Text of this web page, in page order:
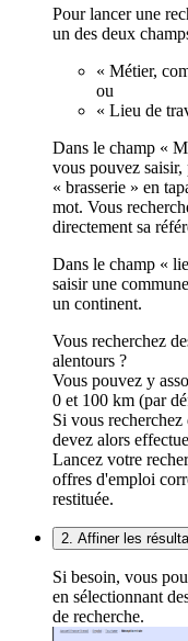
Pour lancer une
un des deux
« Métier,
ou
« Lieu de
Dans le champ «
vous pouvez
« brasserie » en
mot. Vous
directement sa
Dans le champ «
saisir une
un continent.
Vous recherchez
alentours ?
Vous pouvez y
0 et 100 km (par
Si vous
devez alors
Lancez votre
offres d'emploi
restituée.
2. Affiner les
Si besoin, vous
en sélectionnant
de recherche.